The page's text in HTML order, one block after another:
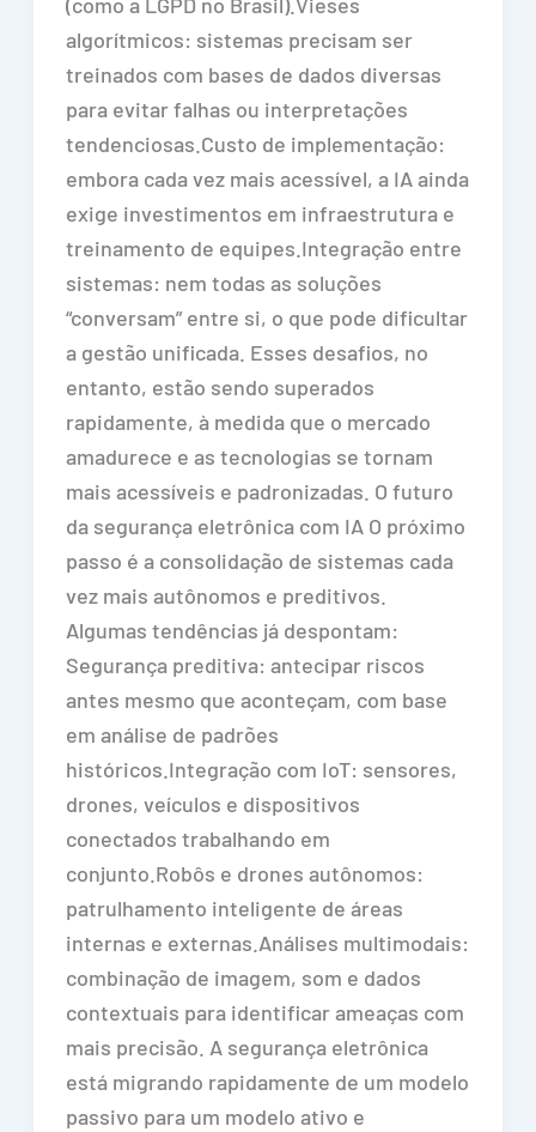
algorítmicos: sistemas precisam ser
treinados com bases de dados diversas
para evitar falhas ou interpretações
tendenciosas.Custo de implementação:
embora cada vez mais acessível, a IA ainda
exige investimentos em infraestrutura e
treinamento de equipes.Integração entre
sistemas: nem todas as soluções
“conversam” entre si, o que pode dificultar
a gestão unificada. Esses desafios, no
entanto, estão sendo superados
rapidamente, à medida que o mercado
amadurece e as tecnologias se tornam
mais acessíveis e padronizadas. O futuro
da segurança eletrônica com IA O próximo
passo é a consolidação de sistemas cada
vez mais autônomos e preditivos.
Algumas tendências já despontam:
Segurança preditiva: antecipar riscos
antes mesmo que aconteçam, com base
em análise de padrões
históricos.Integração com IoT: sensores,
drones, veículos e dispositivos
conectados trabalhando em
conjunto.Robôs e drones autônomos:
patrulhamento inteligente de áreas
internas e externas.Análises multimodais:
combinação de imagem, som e dados
contextuais para identificar ameaças com
mais precisão. A segurança eletrônica
está migrando rapidamente de um modelo
passivo para um modelo ativo e